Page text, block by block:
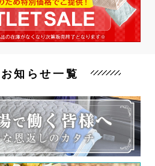
知らせ一覧